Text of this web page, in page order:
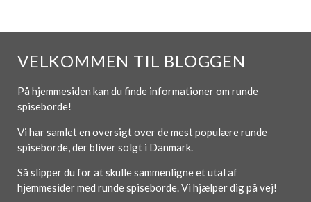
VELKOMMEN TIL BLOGGEN
På hjemmesiden kan du finde informationer om runde
spiseborde!
Vi har samlet en oversigt over de mest populære runde
spiseborde, der bliver solgt i Danmark.
Så slipper du for at skulle sammenligne et utal af
hjemmesider med runde spiseborde. Vi hjælper dig på vej!